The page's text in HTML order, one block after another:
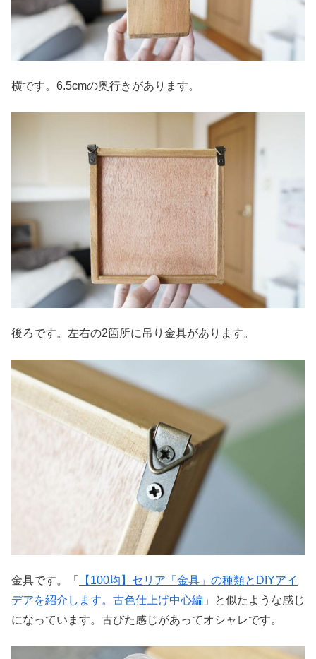
横です。6.5cmの奥行きがあります。
後ろです。左右の2箇所に吊り金具があります。
金具です。「
【100均】セリア「金具」の種類とDIYアイ
デアを紹介します。古色仕上げ中心編 」と似たような感じ
になっています。古びた感じがあってオシャレです。